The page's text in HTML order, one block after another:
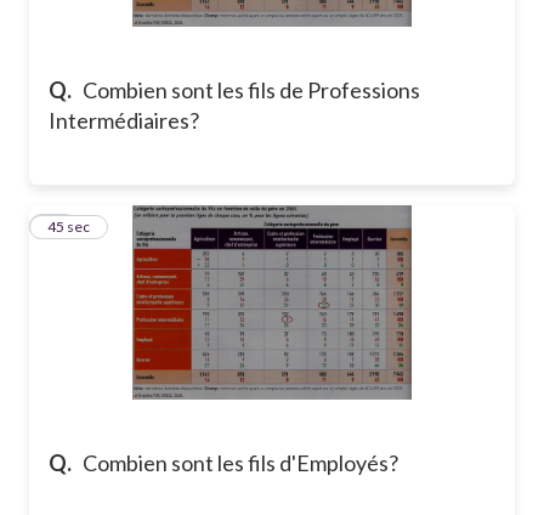
Q. Combien sont les fils de Professions
Intermédiaires?
Q. Combien sont les fils d'Employés?
16
45 sec